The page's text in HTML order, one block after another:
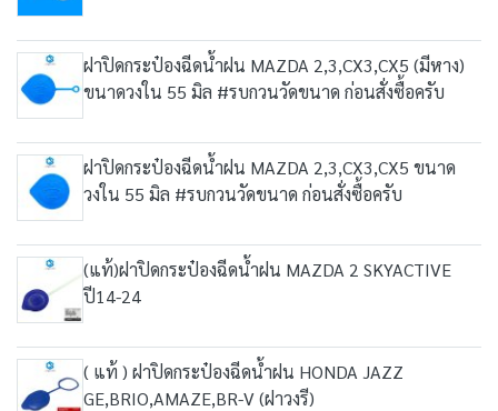
ฝาปิดกระป๋องฉีดน้ำฝน MAZDA 2,3,CX3,CX5 (มีหาง)
ขนาดวงใน 55 มิล #รบกวนวัดขนาด ก่อนสั่งซื้อครับ
ฝาปิดกระป๋องฉีดน้ำฝน MAZDA 2,3,CX3,CX5 ขนาด
วงใน 55 มิล #รบกวนวัดขนาด ก่อนสั่งซื้อครับ
(แท้)ฝาปิดกระป๋องฉีดน้ำฝน MAZDA 2 SKYACTIVE
ปี14-24
( แท้ ) ฝาปิดกระป๋องฉีดน้ำฝน HONDA JAZZ
GE,BRIO,AMAZE,BR-V (ฝาวงรี)